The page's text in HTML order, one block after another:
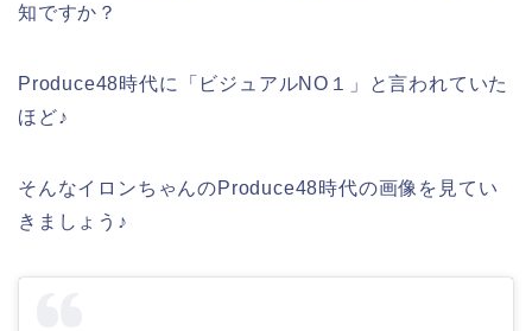
知ですか？
Produce48時代に「ビジュアルNO１」と言われていた
ほど♪
そんなイロンちゃんのProduce48時代の画像を見てい
きましょう♪